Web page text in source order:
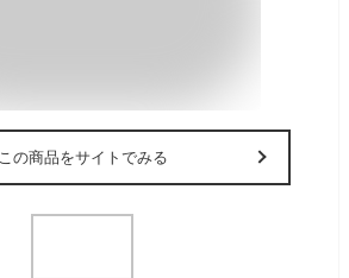
この商品をサイトでみる